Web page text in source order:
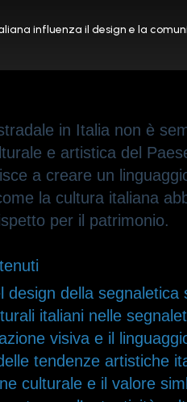
influenza il design e la
in Italia non è
e artistica del
a creare un
la cultura italiana
per il patrimonio.
design della
italiani nelle
visiva e il
tendenze artistiche
culturale e il valore